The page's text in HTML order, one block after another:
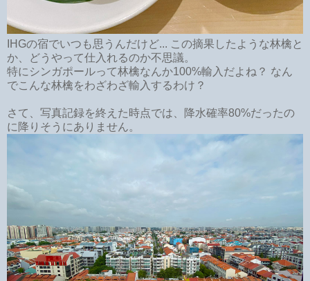
IHGの宿でいつも思うんだけど... この摘果したような林檎と
か、どうやって仕入れるのか不思議。
特にシンガポールって林檎なんか100%輸入だよね？ なん
でこんな林檎をわざわざ輸入するわけ？
さて、写真記録を終えた時点では、降水確率80%だったの
に降りそうにありません。